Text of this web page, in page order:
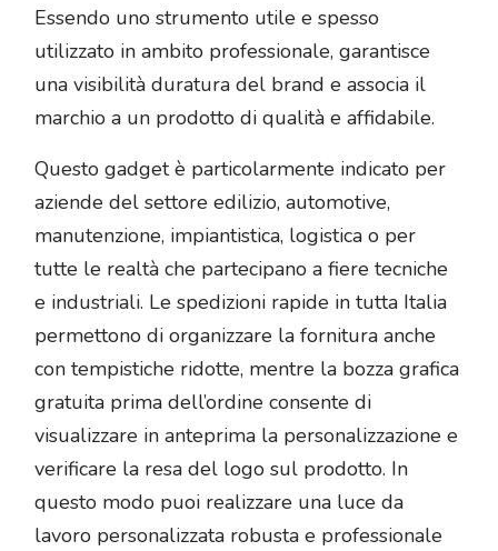
Essendo uno strumento utile e spesso
utilizzato in ambito professionale, garantisce
una visibilità duratura del brand e associa il
marchio a un prodotto di qualità e affidabile.
Questo gadget è particolarmente indicato per
aziende del settore edilizio, automotive,
manutenzione, impiantistica, logistica o per
tutte le realtà che partecipano a fiere tecniche
e industriali. Le spedizioni rapide in tutta Italia
permettono di organizzare la fornitura anche
con tempistiche ridotte, mentre la bozza grafica
gratuita prima dell’ordine consente di
visualizzare in anteprima la personalizzazione e
verificare la resa del logo sul prodotto. In
questo modo puoi realizzare una luce da
lavoro personalizzata robusta e professionale